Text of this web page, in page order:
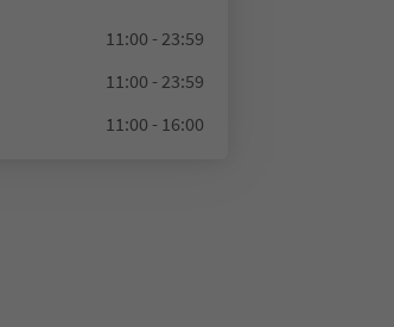
11:00 - 23:59
11:00 - 23:59
11:00 - 16:00